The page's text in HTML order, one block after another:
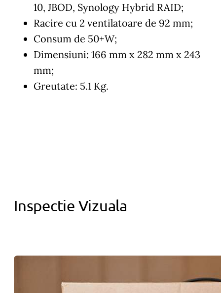
10, JBOD, Synology Hybrid RAID;
Racire cu 2 ventilatoare de 92 mm;
Consum de 50+W;
Dimensiuni: 166 mm x 282 mm x 243
mm;
Greutate: 5.1 Kg.
Inspectie Vizuala